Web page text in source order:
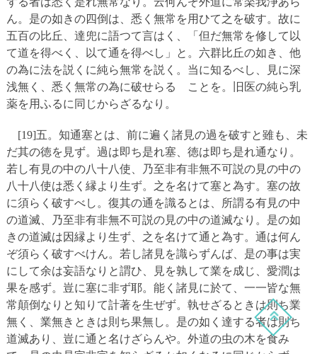
ん。是の如きの四倒は、悉く無常を用ひて之を破す。故に
五百の比丘、達兜に語つて言はく、「但だ無常を修して以
て道を得べく、以て通を得べし」と。六群比丘の如き、他
の為に法を説くに純ら無常を説く。当に知るべし、見に深
浅無く、悉く無常の為に破せらるゝことを。旧医の純ら乳
薬を用ふるに同じからざるなり。
[19]五。知通塞とは、前に遍く諸見の過を破すと雖も、未
だ其の徳を見ず。過は即ち是れ塞、徳は即ち是れ通なり。
若し有見の中の八十八使、乃至非有非無不可説の見の中の
八十八使は悉く縁より生ず。之を名けて塞と為す。塞の故
に須らく破すべし。復其の通を識るとは、所謂る有見の中
の道滅、乃至非有非無不可説の見の中の道滅なり。是の如
きの道滅は因縁より生ず、之を名けて通と為す。通は何ん
ぞ須らく破すべけん。若し諸見を識らずんば、是の事は実
にして余は妄語なりと謂ひ、見を孰して業を成じ、愛潤は
果を感ず。豈に塞に非ず耶。能く諸見に於て、一一皆な無
常顛倒なりと知りて計著を生ぜず。執せざるときは則ち業
無く、業無きときは則ち果無し。是の如く達する者は則ち
道滅あり、豈に通と名けざらんや。外道の虫の木を食み